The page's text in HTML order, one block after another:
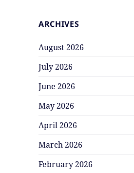
ARCHIVES
August 2026
July 2026
June 2026
May 2026
April 2026
March 2026
February 2026